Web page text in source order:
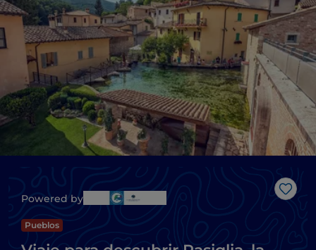
Me
Powered by
Pueblos